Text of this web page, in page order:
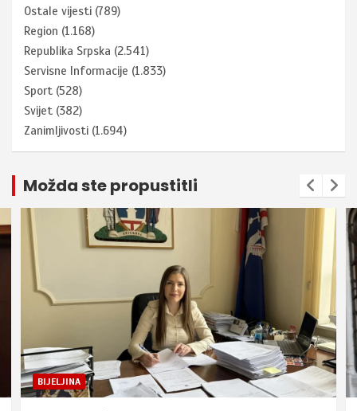
Ostale vijesti (789)
Region (1.168)
Republika Srpska (2.541)
Servisne Informacije (1.833)
Sport (528)
Svijet (382)
Zanimljivosti (1.694)
Možda ste propustitli
BIJELJINA